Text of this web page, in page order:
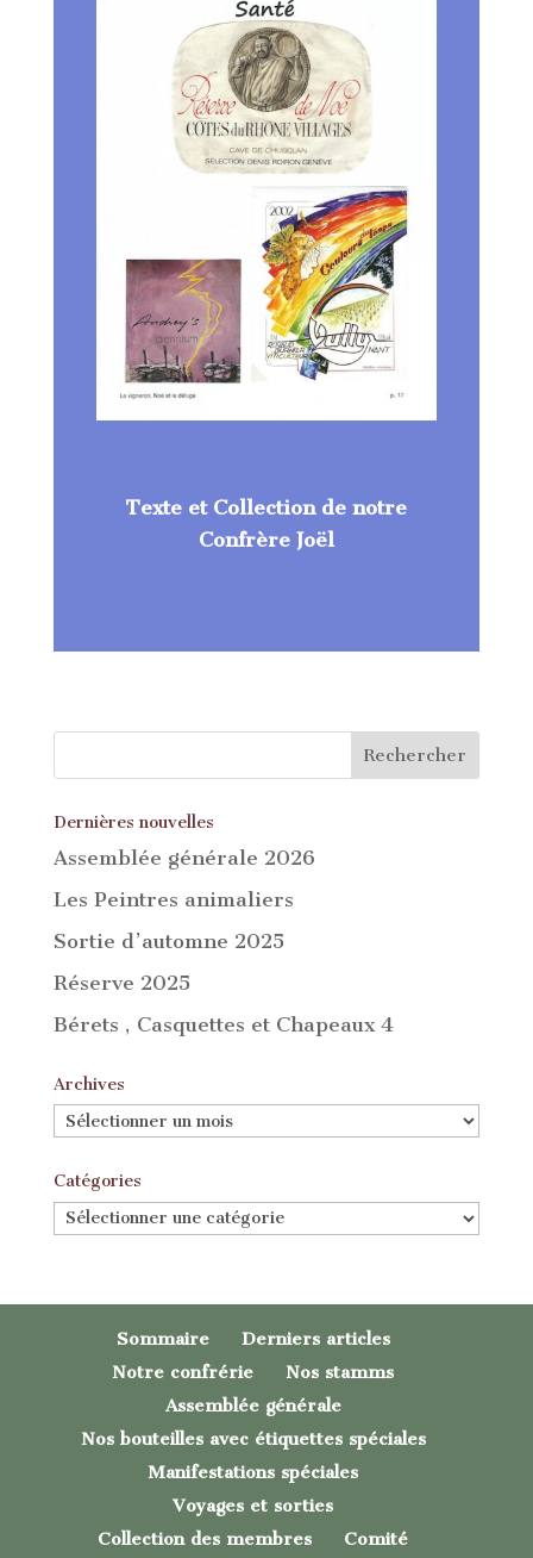
Texte et Collection de notre
Confrère Joël
Dernières nouvelles
Assemblée générale 2026
Les Peintres animaliers
Sortie d’automne 2025
Réserve 2025
Bérets , Casquettes et Chapeaux 4
Archives
Archives
Catégories
Catégories
Sommaire
Derniers articles
Notre confrérie
Nos stamms
Assemblée générale
Nos bouteilles avec étiquettes spéciales
Manifestations spéciales
Voyages et sorties
Collection des membres
Comité